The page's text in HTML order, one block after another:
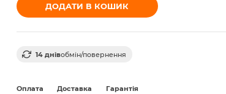
ДОДАТИ В КОШИК
14 днівобмін/повернення
Оплата Доставка Гарантія